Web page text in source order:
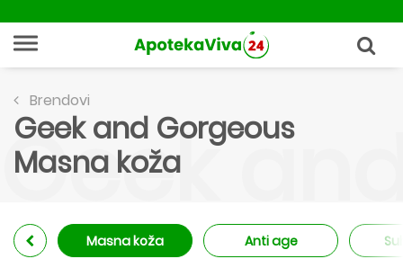
Brendovi
Geek and Gorgeous
Masna koža
Geek
Masna koža Anti age